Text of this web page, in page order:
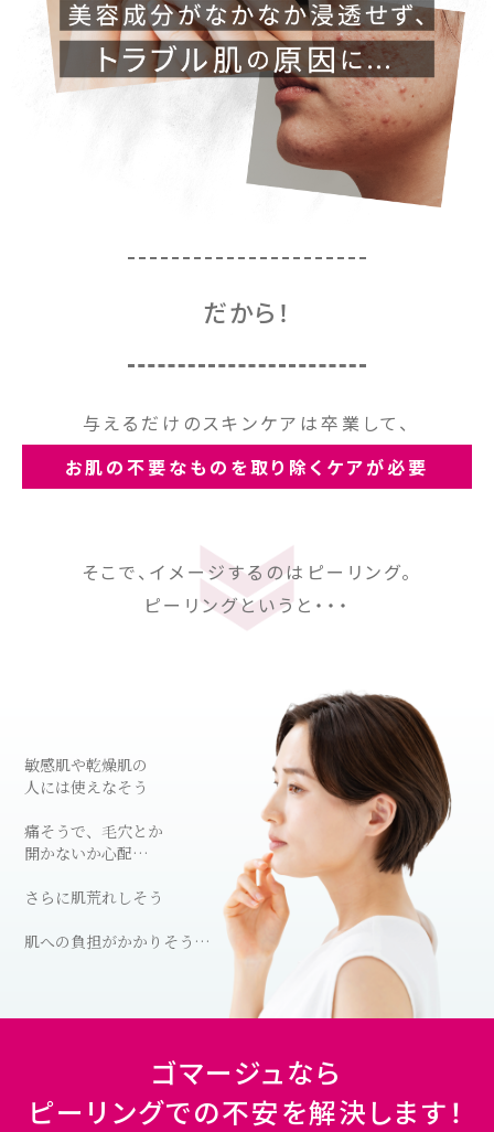
だから！
与えるだけのスキンケアは卒業して、
お肌の不要なものを取り除くケアが必要
そこで、イメージするのはピーリング。
ピーリングというと・・・
敏感肌や乾燥肌の
人には使えなそう
痛そうで、毛穴とか
開かないか心配…
さらに肌荒れしそう
肌への負担がかかりそう…
ゴマージュなら
ピーリングでの不安を解決します！